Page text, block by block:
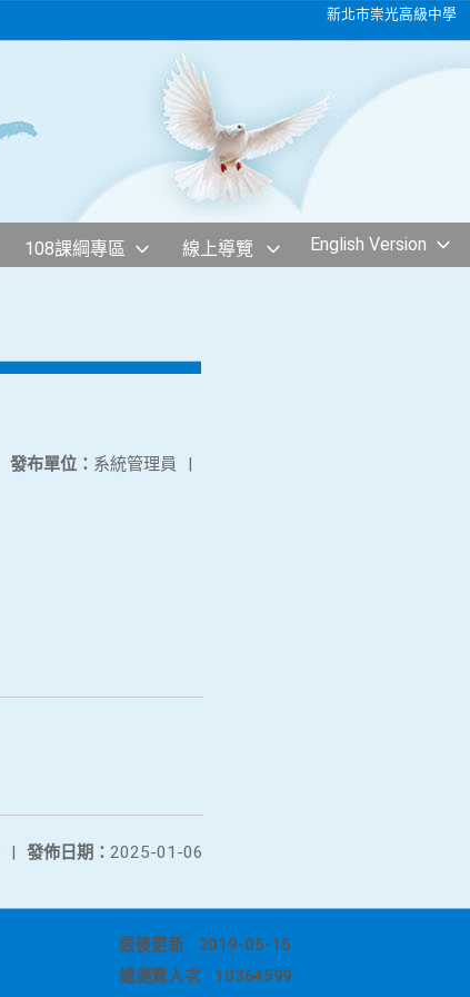
新北市崇光高級中學
108課綱專區 線上導覽 English Version
發布單位： 系統管理員 |
發佈日期： 2025-01-06
|
最後更新
2019-05-15
總瀏覽人次
10364599